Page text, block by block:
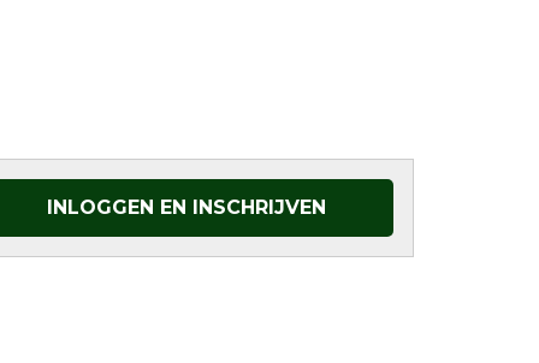
INLOGGEN EN INSCHRIJVEN